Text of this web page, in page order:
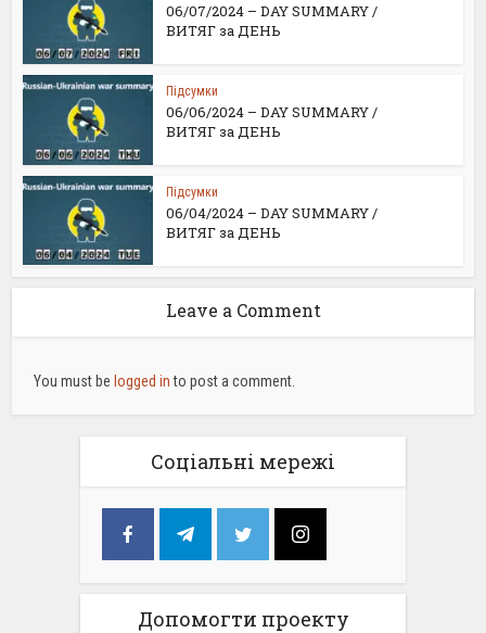
06/07/2024 – DAY SUMMARY /
ВИТЯГ за ДЕНЬ
Підсумки
06/06/2024 – DAY SUMMARY /
ВИТЯГ за ДЕНЬ
Підсумки
06/04/2024 – DAY SUMMARY /
ВИТЯГ за ДЕНЬ
Leave a Comment
You must belogged into post a comment.
Соціальні мережі
Допомогти проекту